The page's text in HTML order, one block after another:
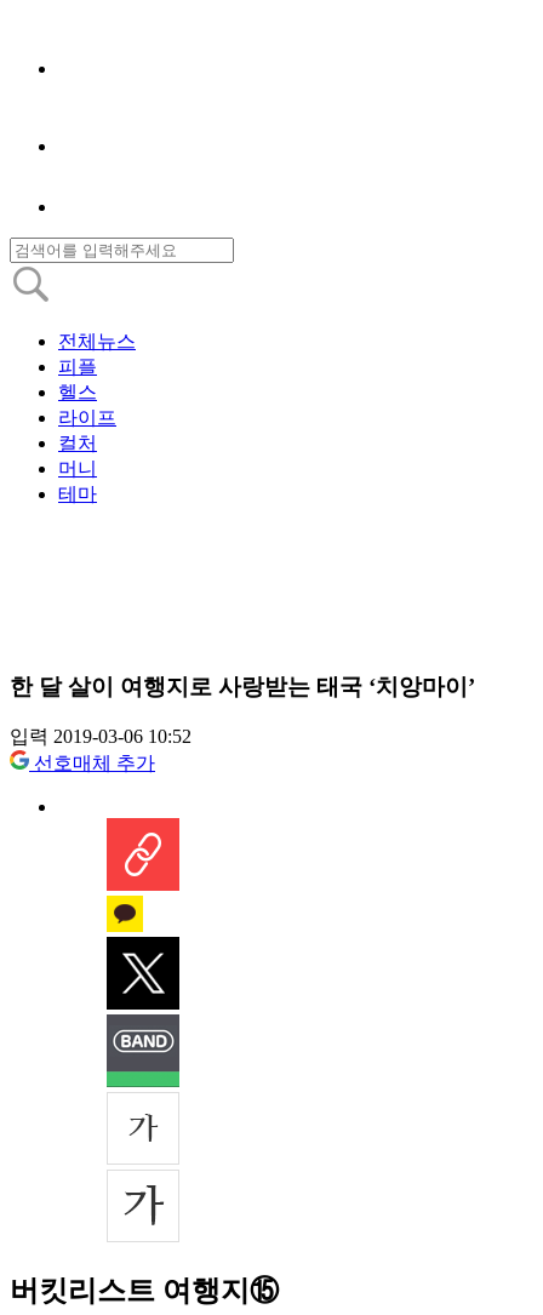
전체뉴스
피플
헬스
라이프
컬처
머니
테마
한 달 살이 여행지로 사랑받는 태국 ‘치앙마이’
입력 2019-03-06 10:52
선호매체 추가
버킷리스트 여행지⑮